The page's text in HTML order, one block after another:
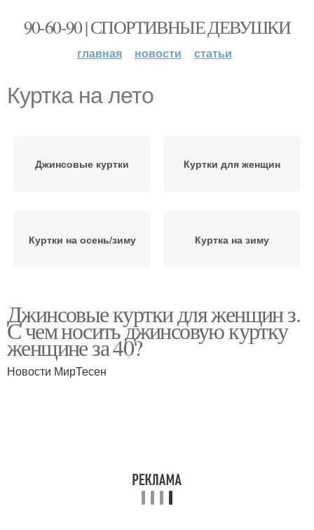
90-60-90 | СПОРТИВНЫЕ ДЕВУШКИ
главная новости статьи
Куртка на лето
Джинсовые куртки Куртки для женщин
Куртки на осень/зиму Куртка на зиму
Джинсовые куртки для женщин з.
С чем носить джинсовую куртку
женщине за 40?
Новости МирТесен